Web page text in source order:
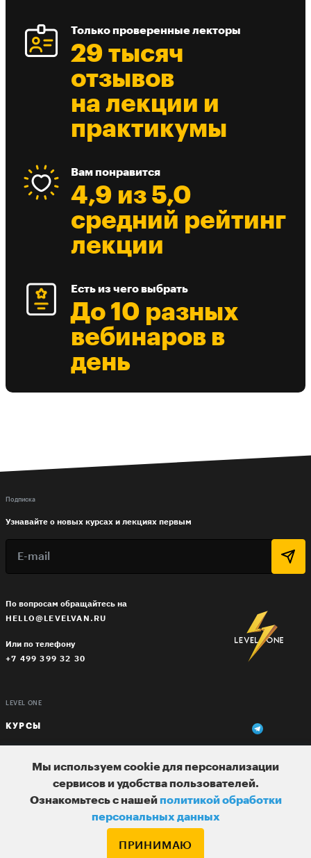
Только проверенные лекторы
29 тысяч
отзывов
на лекции и
практикумы
Вам понравится
4,9 из 5,0
средний рейтинг
лекции
Есть из чего выбрать
До 10 разных
вебинаров в
день
По вопросам обращайтесь на
HELLO@LEVELVAN.RU
Или по телефону
+7 499 399 32 30
LEVEL ONE
КУРСЫ
ВАКАНСИИ
ПОЛЬЗОВАТЕЛЬСКОЕ СОГЛАШЕНИЕ
Подписка
Узнавайте о новых курсах и лекциях первым
Мы используем cookie для персонализации
сервисов и удобства пользователей.
Ознакомьтесь с нашейполитикой обработки
персональных данных
ПРИНИМАЮ